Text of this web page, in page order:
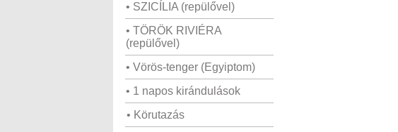
• SZICÍLIA (repülővel)
• TÖRÖK RIVIÉRA
(repülővel)
• Vörös-tenger (Egyiptom)
• 1 napos kirándulások
• Körutazás